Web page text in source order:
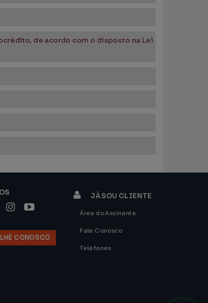
de acordo com o disposto na Lei
CONOSCO
JÁ SOU CLIENTE
Área do Assinante
Fale Conosco
Telefones